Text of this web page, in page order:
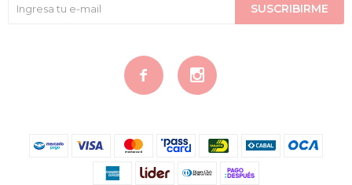
SUSCRIBIRME
 